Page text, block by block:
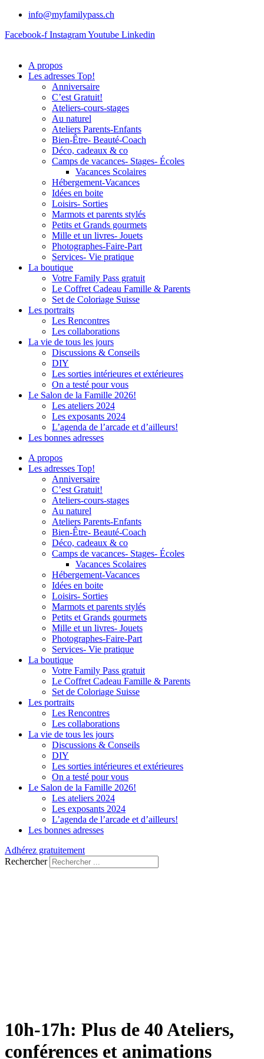
info@myfamilypass.ch
Facebook-f InstagramYoutube Linkedin
A propos
Les adresses Top!
Anniversaire
C’est Gratuit!
Ateliers-cours-stages
Au naturel
Ateliers Parents-Enfants
Bien-Être- Beauté-Coach
Déco, cadeaux & co
Camps de vacances- Stages- Écoles
Vacances Scolaires
Hébergement-Vacances
Idées en boite
Loisirs- Sorties
Marmots et parents stylés
Petits et Grands gourmets
Mille et un livres- Jouets
Photographes-Faire-Part
Services- Vie pratique
La boutique
Votre Family Pass gratuit
Le Coffret Cadeau Famille & Parents
Set de Coloriage Suisse
Les portraits
Les Rencontres
Les collaborations
La vie de tous les jours
Discussions & Conseils
DIY
Les sorties intérieures et extérieures
On a testé pour vous
Le Salon de la Famille 2026!
Les ateliers 2024
Les exposants 2024
L’agenda de l’arcade et d’ailleurs!
Les bonnes adresses
A propos
Les adresses Top!
Anniversaire
C’est Gratuit!
Ateliers-cours-stages
Au naturel
Ateliers Parents-Enfants
Bien-Être- Beauté-Coach
Déco, cadeaux & co
Camps de vacances- Stages- Écoles
Vacances Scolaires
Hébergement-Vacances
Idées en boite
Loisirs- Sorties
Marmots et parents stylés
Petits et Grands gourmets
Mille et un livres- Jouets
Photographes-Faire-Part
Services- Vie pratique
La boutique
Votre Family Pass gratuit
Le Coffret Cadeau Famille & Parents
Set de Coloriage Suisse
Les portraits
Les Rencontres
Les collaborations
La vie de tous les jours
Discussions & Conseils
DIY
Les sorties intérieures et extérieures
On a testé pour vous
Le Salon de la Famille 2026!
Les ateliers 2024
Les exposants 2024
L’agenda de l’arcade et d’ailleurs!
Les bonnes adresses
Adhérez gratuitement
Rechercher
10h-17h: Plus de 40 Ateliers,
conférences et animations